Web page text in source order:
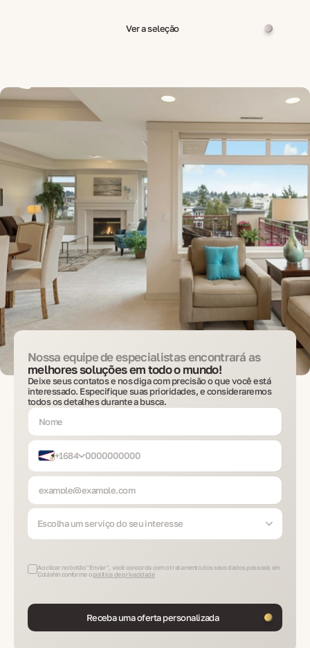
Ver a seleção
Nossa equipe de especialistas encontrará as
melhores soluções em todo o mundo!
Deixe seus contatos e nos diga com precisão o que você está
interessado. Especifique suas prioridades, e consideraremos
todos os detalhes durante a busca.
+1684
Escolha um serviço do seu interesse
Ao clicar no botão "Enviar", você concorda com o tratamento dos seus dados pessoais em
Coláshin conforme o política de privacidade
Receba uma oferta personalizada